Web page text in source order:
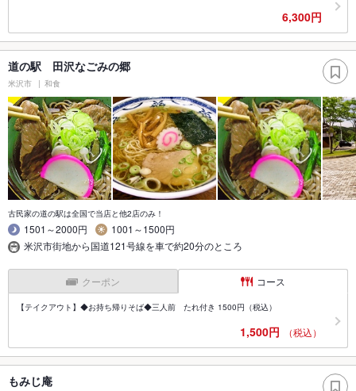
6,300円
道の駅 田沢なごみの郷
米沢市 和食
古民家の道の駅は全国で当店と他2店のみ！
1501～2000円
1001～1500円
米沢市街地から国道121号線を車で約20分のところ
クーポン コース
【テイクアウト】◆お持ち帰りそば◆三人前 たれ付き 1500円（税込）
1,500円 （税込）
もみじ庵